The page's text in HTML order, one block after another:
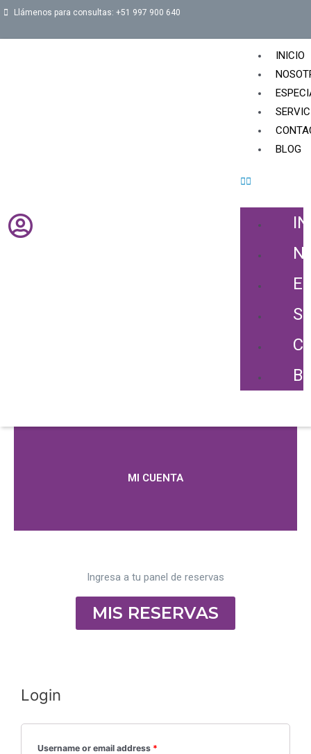
Llámenos para consultas: +51 997 900 640
INICIO
BLOG
MI CUENTA
Ingresa a tu panel de reservas
MIS RESERVAS
Login
Username or email address *